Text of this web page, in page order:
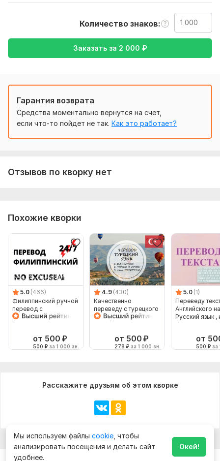
Спорт,
Туризм и путешествия,Хобби и увлечения
Язык перевода:
с Английского на Русский
Количество знаков
Заказать за 2 000 ₽
Гарантия возврата
Средства моментально вернутся на счет,
если что-то пойдет не так. Как это работает?
Отзывов по кворку нет
Похожие кворки
5.0 (466)
Филиппинский ручной
перевод с
филиппинского на
от 500 ₽
500 ₽ за 1 000 зн.
4.9 (430)
Качественно
переведу с турецкого
и на турецкий
от 500 ₽
278 ₽ за 1 000 зн.
5.0 (1)
Переведу
Английского на
Русский язык ,
от
500 ₽ за
Расскажите друзьям об этом кворке
Мы используем файлы cookie , чтобы
анализировать посещения и делать сайт
удобнее.
Окей!